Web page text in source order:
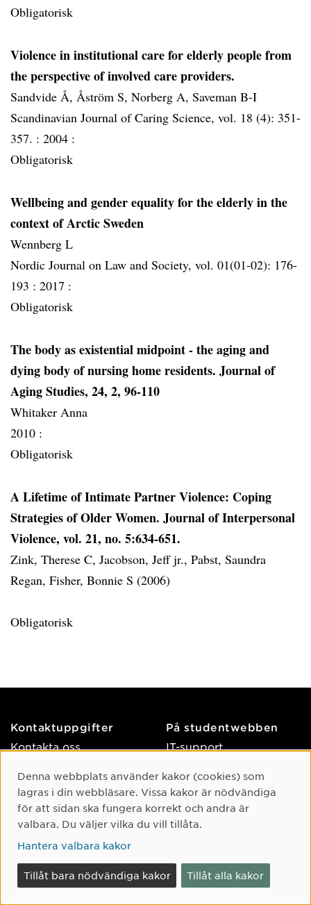
Obligatorisk
Violence in institutional care for elderly people from
the perspective of involved care providers.
Sandvide Å, Åström S, Norberg A, Saveman B-I
Scandinavian Journal of Caring Science, vol. 18 (4): 351-
357. : 2004 :
Obligatorisk
Wellbeing and gender equality for the elderly in the
context of Arctic Sweden
Wennberg L
Nordic Journal on Law and Society, vol. 01(01-02): 176-
193 : 2017 :
Obligatorisk
The body as existential midpoint - the aging and
dying body of nursing home residents. Journal of
Aging Studies, 24, 2, 96-110
Whitaker Anna
2010 :
Obligatorisk
A Lifetime of Intimate Partner Violence: Coping
Strategies of Older Women. Journal of Interpersonal
Violence, vol. 21, no. 5:634-651.
Zink, Therese C, Jacobson, Jeff jr., Pabst, Saundra
Regan, Fisher, Bonnie S (2006)
Obligatorisk
Kontaktuppgifter
Kontakta oss
Hitta till oss
Om något händer
På studentwebben
IT-support
studentwebben
Tyck till om
studentwebben
Tillgänglighet på umu.se
Instagram
Cookie-samtycke
Denna webbplats använder kakor (cookies) som
lagras i din webbläsare. Vissa kakor är nödvändiga
för att sidan ska fungera korrekt och andra är
valbara. Du väljer vilka du vill tillåta.
Hantera valbara kakor
Tillåt bara nödvändiga kakor Tillåt alla kakor